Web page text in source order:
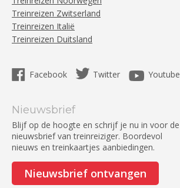
Treinreizen Zwitserland
Treinreizen Italië
Treinreizen Duitsland
Facebook Twitter Youtube
Nieuwsbrief
Blijf op de hoogte en schrijf je nu in voor de
nieuwsbrief van treinreiziger. Boordevol
nieuws en treinkaartjes aanbiedingen.
Nieuwsbrief ontvangen